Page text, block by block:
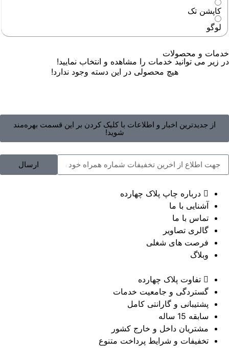
کاپشن تک
لوگو
خدمات و محصولات
در زیر می توانید خدمات را مشاهده و انتخاب نمایید!
هیچ محصولی در این دسته وجود ندارد!
از جدیدترین اخبار و اطلاعات با کلیک کردن بر این قسمت بهره‌مند
شوید!
ارسال
درباره چاپ پلاک چهارده
آشنایی با ما
تماس با ما
گالری تصاویر
فرصت های شغلی
وبلاگ
تفاوت پلاک چهارده
گستردگی و جامعیت خدمات
پشتیبانی و گارانتی کامل
سابقه 15 ساله
مشتریان داخل و خارج کشور
تخفیفات و شرایط پرداخت متنوع